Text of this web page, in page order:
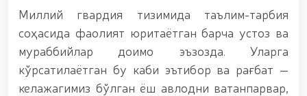
шаҳрида гвардиячилар томонидан
сертификатланмаган пиротехника воситалари
(https://telegra.ph/Toshkent-shahrida-
gvardiyachilar-tomonidan-sertifikatlanmagan-
pirotexnika-buyumlari-olib-qoyildi-12-15) олиб
қўйилди / / Фарғона вилоятида пиротехника
Миллий гвардия тизимида таълим-тарбия
соҳасида фаолият юритаётган барча устоз ва
мураббийлар доимо эъзозда. Уларга
кўрсатилаётган бу каби эътибор ва рағбат —
келажагимиз бўлган ёш авлодни ватанпарвар,